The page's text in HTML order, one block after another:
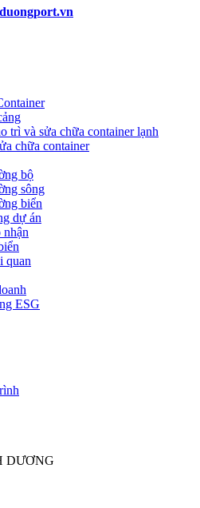
trì và sửa chữa container lạnh
chữa container
bộ
sông
biển
dự án
quan
ESG
DƯƠNG